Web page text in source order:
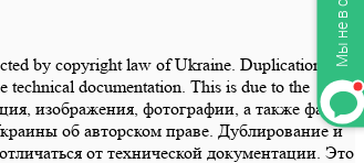
by copyright law of Ukraine. Duplication and
documentation. This is due to the
изображения, фотографии, а также файлы
об авторском праве. Дублирование и
от технической документации. Это